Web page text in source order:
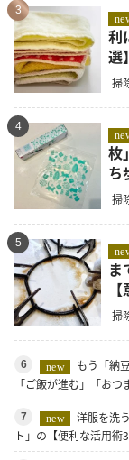
3
利
選】
掃
4
枚
ち
掃
5
ま
掃
6 new
もう「納
「ご飯が進む」「おつ
7 new
洋服を洗
ト」の【便利な活用術3